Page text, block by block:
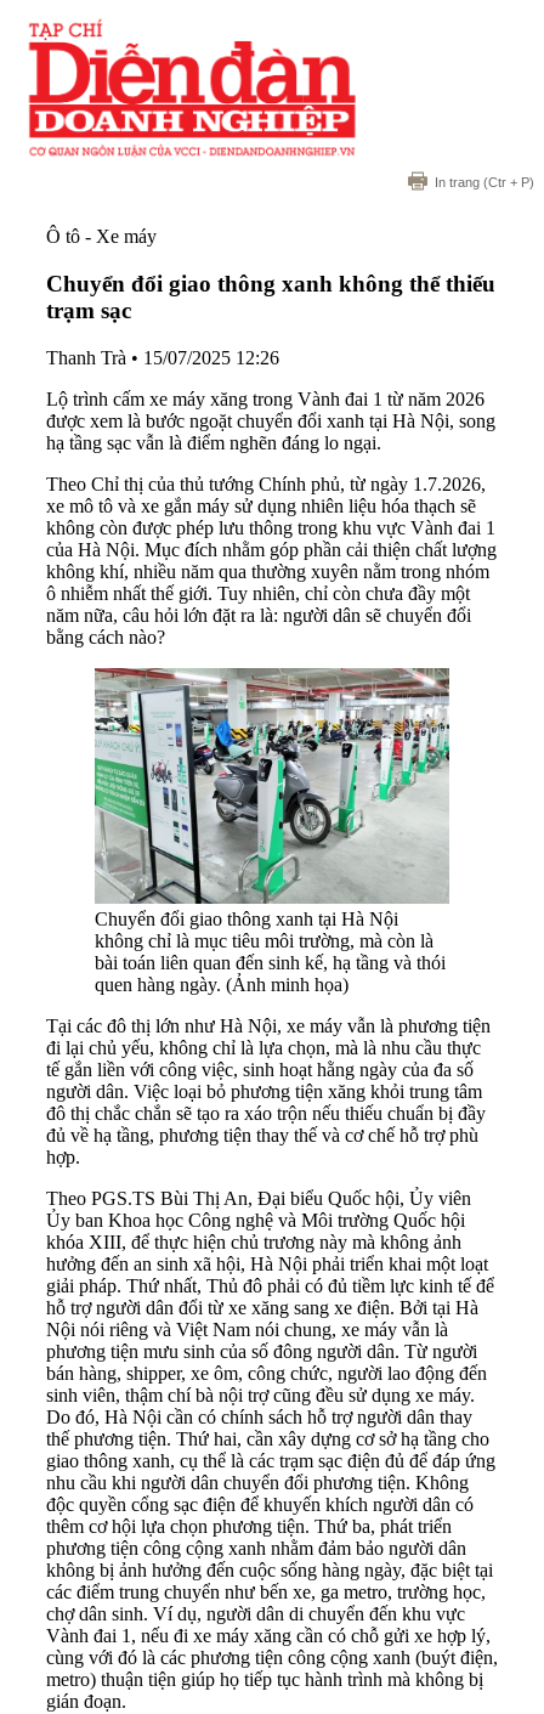
In trang (Ctr + P)
Ô tô - Xe máy
Chuyển đổi giao thông xanh không thể thiếu
trạm sạc
Thanh Trà • 15/07/2025 12:26
Lộ trình cấm xe máy xăng trong Vành đai 1 từ năm 2026
được xem là bước ngoặt chuyển đổi xanh tại Hà Nội, song
hạ tầng sạc vẫn là điểm nghẽn đáng lo ngại.
Theo Chỉ thị của thủ tướng Chính phủ, từ ngày 1.7.2026,
xe mô tô và xe gắn máy sử dụng nhiên liệu hóa thạch sẽ
không còn được phép lưu thông trong khu vực Vành đai 1
của Hà Nội. Mục đích nhằm góp phần cải thiện chất lượng
không khí, nhiều năm qua thường xuyên nằm trong nhóm
ô nhiễm nhất thế giới. Tuy nhiên, chỉ còn chưa đầy một
năm nữa, câu hỏi lớn đặt ra là: người dân sẽ chuyển đổi
bằng cách nào?
Chuyển đổi giao thông xanh tại Hà Nội
không chỉ là mục tiêu môi trường, mà còn là
bài toán liên quan đến sinh kế, hạ tầng và thói
quen hàng ngày. (Ảnh minh họa)
Tại các đô thị lớn như Hà Nội, xe máy vẫn là phương tiện
đi lại chủ yếu, không chỉ là lựa chọn, mà là nhu cầu thực
tế gắn liền với công việc, sinh hoạt hằng ngày của đa số
người dân. Việc loại bỏ phương tiện xăng khỏi trung tâm
đô thị chắc chắn sẽ tạo ra xáo trộn nếu thiếu chuẩn bị đầy
đủ về hạ tầng, phương tiện thay thế và cơ chế hỗ trợ phù
hợp.
Theo PGS.TS Bùi Thị An, Đại biểu Quốc hội, Ủy viên
Ủy ban Khoa học Công nghệ và Môi trường Quốc hội
khóa XIII, để thực hiện chủ trương này mà không ảnh
hưởng đến an sinh xã hội, Hà Nội phải triển khai một loạt
giải pháp. Thứ nhất, Thủ đô phải có đủ tiềm lực kinh tế để
hỗ trợ người dân đổi từ xe xăng sang xe điện. Bởi tại Hà
Nội nói riêng và Việt Nam nói chung, xe máy vẫn là
phương tiện mưu sinh của số đông người dân. Từ người
bán hàng, shipper, xe ôm, công chức, người lao động đến
sinh viên, thậm chí bà nội trợ cũng đều sử dụng xe máy.
Do đó, Hà Nội cần có chính sách hỗ trợ người dân thay
thế phương tiện. Thứ hai, cần xây dựng cơ sở hạ tầng cho
giao thông xanh, cụ thể là các trạm sạc điện đủ để đáp ứng
nhu cầu khi người dân chuyển đổi phương tiện. Không
độc quyền cổng sạc điện để khuyến khích người dân có
thêm cơ hội lựa chọn phương tiện. Thứ ba, phát triển
phương tiện công cộng xanh nhằm đảm bảo người dân
không bị ảnh hưởng đến cuộc sống hàng ngày, đặc biệt tại
các điểm trung chuyển như bến xe, ga metro, trường học,
chợ dân sinh. Ví dụ, người dân di chuyển đến khu vực
Vành đai 1, nếu đi xe máy xăng cần có chỗ gửi xe hợp lý,
cùng với đó là các phương tiện công cộng xanh (buýt điện,
metro) thuận tiện giúp họ tiếp tục hành trình mà không bị
gián đoạn.